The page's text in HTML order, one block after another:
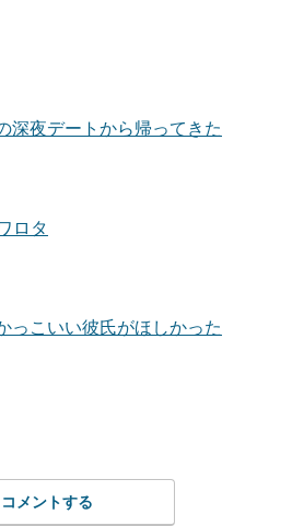
深夜デートから帰ってきた
ロタ
っこいい彼氏がほしかった
コメントする